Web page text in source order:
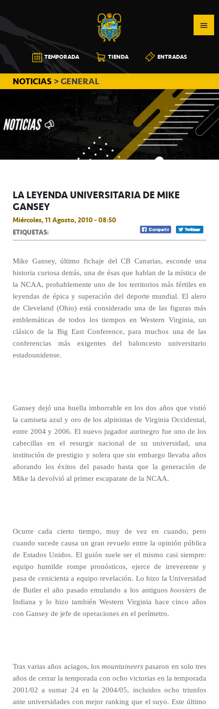
a
la
navegación
principal
al
contenido
principal
a
la
barra
lateral
principal
CB
CANARIAS
TEMPORADA TIENDA ENTRADAS
NOTICIAS > GENERAL
LA LEYENDA UNIVERSITARIA DE MIKE
GANSEY
Miércoles, 11 Agosto, 2010 - 08:50
ETIQUETAS:
Mike Gansey, último fichaje del CB Canarias, esconde una
historia curiosa detrás, una de ésas que hablan de la mística de
la NCAA, probablemente uno de los territorios más fértiles en
leyendas de épica y superación del deporte mundial. El alero
de Cleveland (Ohio) está considerado una de las figuras más
emblemáticas de todos los tiempos en Western Virginia, un
clásico de la Big East Conference, para muchos una de las
conferencias más exigentes del baloncesto universitario
estadounidense.
Gansey dejó una huella imborrable en los dos años que vistió
la camiseta azul y oro de los alpinistas de Virginia Occidental,
entre 2004 y 2006. El nuevo jugador aurinegro fue uno de los
cabecillas en el resurgir nacional de su universidad, una
institución de prestigio y solera que sin embargo llevaba años
añorando los éxitos del pasado hasta que la generación de
Mike la devolvió al primer escaparate de la NCAA.
Ocurre cada cierto tiempo, muy de vez en cuando, pero
cuando sucede causa un gran revuelo entre la opinión pública
de Estados Unidos. El guión suele ser el mismo casi siempre:
equipo humilde rompe pronósticos, ejerce de irreverente y
pasa de cenicienta a equipo revelación. Lo hizo la Universidad
de Butler el año pasado emulando a los antiguoshoosiers de
Indiana y lo hizo también Western Virginia hace cinco años
con Gansey de jefe de operaciones en el perímetro.
Tras varias años aciagos, losmountaineerspasaron en solo tres
años de cerrar la temporada con ocho victorias en la temporada
2001/02 a sumar 24 en la 2004/05, incluidos ocho triunfos
ante universidades con mejor ranking que el suyo. Este último